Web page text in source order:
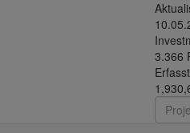
3.366